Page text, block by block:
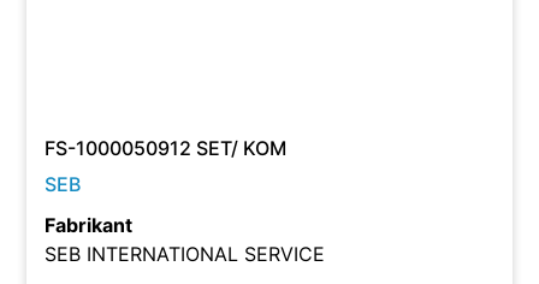
FS-1000050912 SET/ KOM
SEB
Fabrikant
SEB INTERNATIONAL SERVICE